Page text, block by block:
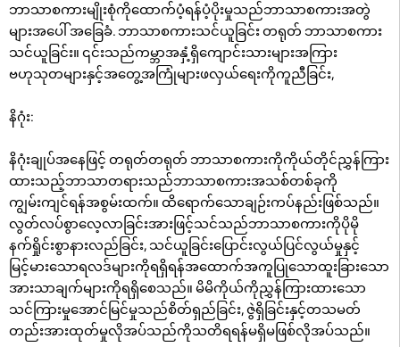
ဘာသာစကားမျိုးစုံကိုထောက်ပံ့ရန်ပံ့ပိုးမှုသည်ဘာသာစကားအတွဲ
များအပေါ် အခြေခံ. ဘာသာစကားသင်ယူခြင်း တရုတ် ဘာသာစကား
သင်ယူခြင်း။ ၎င်းသည်ကမ္ဘာအနှံ့ရှိကျောင်းသားများအကြား
ဗဟုသုတများနှင့်အတွေ့အကြုံများဖလှယ်ရေးကိုကူညီခြင်း,
နိဂုံး:
နိဂုံးချုပ်အနေဖြင့် တရုတ်တရုတ် ဘာသာစကားကိုကိုယ်တိုင်ညွှန်ကြား
ထားသည့်ဘာသာတရားသည်ဘာသာစကားအသစ်တစ်ခုကို
ကျွမ်းကျင်ရန်အစွမ်းထက်။ ထိရောက်သောချဉ်းကပ်နည်းဖြစ်သည်။
လွတ်လပ်စွာလေ့လာခြင်းအားဖြင့်သင်သည်ဘာသာစကားကိုပိုမို
နက်ရှိုင်းစွာနားလည်ခြင်း, သင်ယူခြင်းပြောင်းလွယ်ပြင်လွယ်မှုနှင့်
မြင့်မားသောရလဒ်များကိုရရှိရန်အထောက်အကူပြုသောထူးခြားသော
အားသာချက်များကိုရရှိစေသည်။ မိမိကိုယ်ကိုညွှန်ကြားထားသော
သင်ကြားမှုအောင်မြင်မှုသည်စိတ်ရှည်ခြင်း, ဇွဲရှိခြင်းနှင့်တသမတ်
တည်းအားထုတ်မှုလိုအပ်သည်ကိုသတိရရန်မရှိမဖြစ်လိုအပ်သည်။